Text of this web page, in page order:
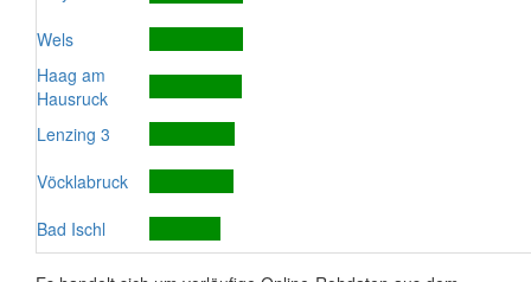
Wels
Haag am
Hausruck
Lenzing 3
Vöcklabruck
Bad Ischl